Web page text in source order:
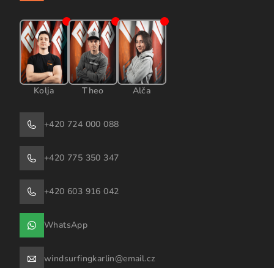
Kolja Theo Alča
+420 724 000 088
+420 775 350 347
+420 603 916 042
WhatsApp
windsurfingkarlin@email.cz